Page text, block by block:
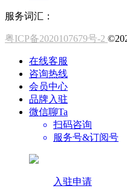
服务词汇：
粤ICP备2020107679号-2
在线客服
咨询热线
会员中心
品牌入驻
微信聊Ta
扫码咨询
服务号&订阅号
入驻申请